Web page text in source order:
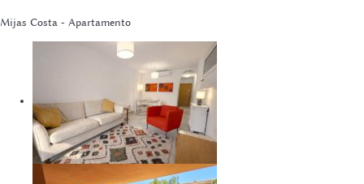
Mijas Costa - Apartamento